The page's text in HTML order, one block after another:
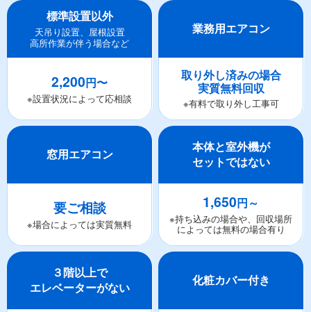
標準設置以外
天吊り設置、屋根設置
高所作業が伴う場合など
2,200円〜
※設置状況によって応相談
業務用エアコン
取り外し済みの場合
実質無料回収
※有料で取り外し工事可
窓用エアコン
要ご相談
※場合によっては実質無料
本体と室外機が
セットではない
1,650円～
※持ち込みの場合や、回収場所
によっては無料の場合有り
３階以上で
エレベーターがない
化粧カバー付き